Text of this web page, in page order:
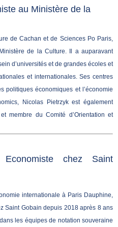
au Ministère de la
de Cachan et de Sciences Po Paris,
de la Culture. Il a auparavant
d’universités et de grandes écoles et
et internationales. Ses centres
politiques économiques et l’économie
Nicolas Pietrzyk est également
membre du Comité d’Orientation et
chez Saint
internationale à Paris Dauphine,
Saint Gobain depuis 2018 après 8 ans
les équipes de notation souveraine